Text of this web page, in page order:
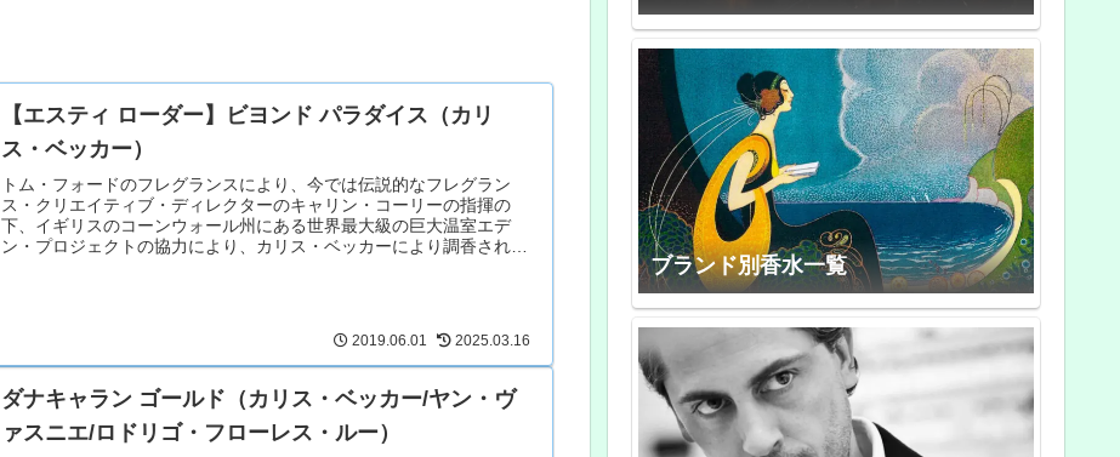
【エスティ ローダー】ビヨンド パラダイス（カリ
ス・ベッカー）
トム・フォードのフレグランスにより、今では伝説的なフレグラン
ス・クリエイティブ・ディレクターのキャリン・コーリーの指揮の
下、イギリスのコーンウォール州にある世界最大級の巨大温室エデ
ン・プロジェクトの協力により、カリス・ベッカーにより調香されま
2019.06.01 2025.03.16
ダナキャラン ゴールド（カリス・ベッカー/ヤン・ヴ
ァスニエ/ロドリゴ・フローレス・ルー）
ブランド別香水一覧